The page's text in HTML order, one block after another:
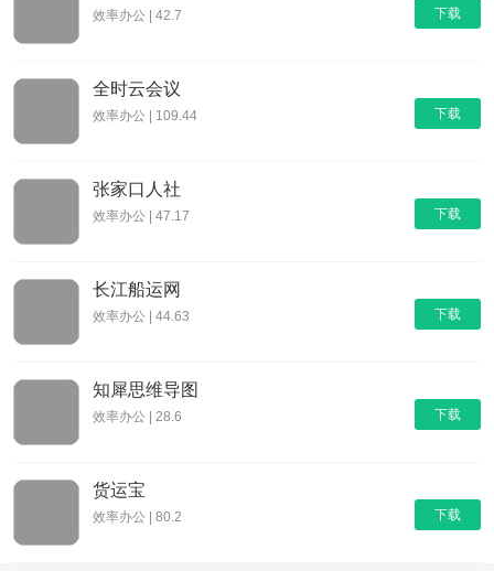
下载
效率办公 | 42.7
下载
全时云会议
效率办公 | 109.44
下载
张家口人社
效率办公 | 47.17
下载
长江船运网
效率办公 | 44.63
下载
知犀思维导图
效率办公 | 28.6
下载
货运宝
效率办公 | 80.2